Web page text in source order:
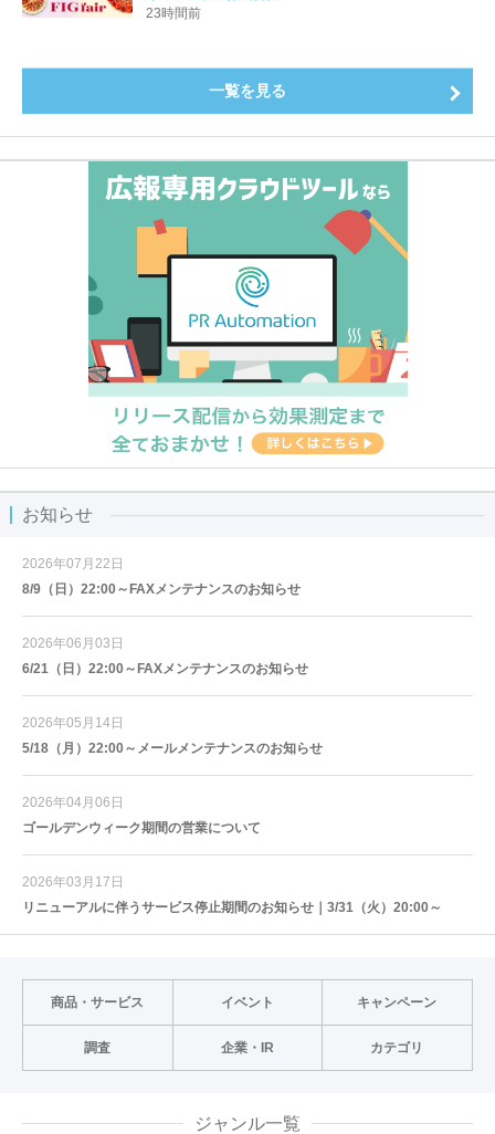
ート
23時間前
一覧を見る
お知らせ
2026年07月22日
8/9（日）22:00～FAXメンテナンスのお知らせ
2026年06月03日
6/21（日）22:00～FAXメンテナンスのお知らせ
2026年05月14日
5/18（月）22:00～メールメンテナンスのお知らせ
2026年04月06日
ゴールデンウィーク期間の営業について
2026年03月17日
リニューアルに伴うサービス停止期間のお知らせ｜3/31（火）20:00～
商品・サービス イベント キャンペーン
調査 企業・IR カテゴリ
ジャンル一覧